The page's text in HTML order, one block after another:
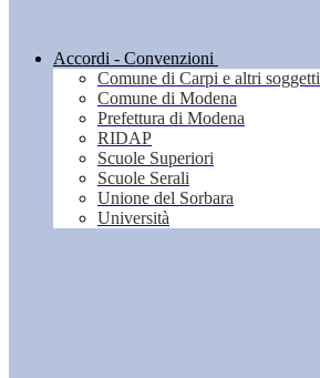
Accordi - Convenzioni
Comune di Carpi e altri soggetti
Comune di Modena
Prefettura di Modena
RIDAP
Scuole Superiori
Scuole Serali
Unione del Sorbara
Università